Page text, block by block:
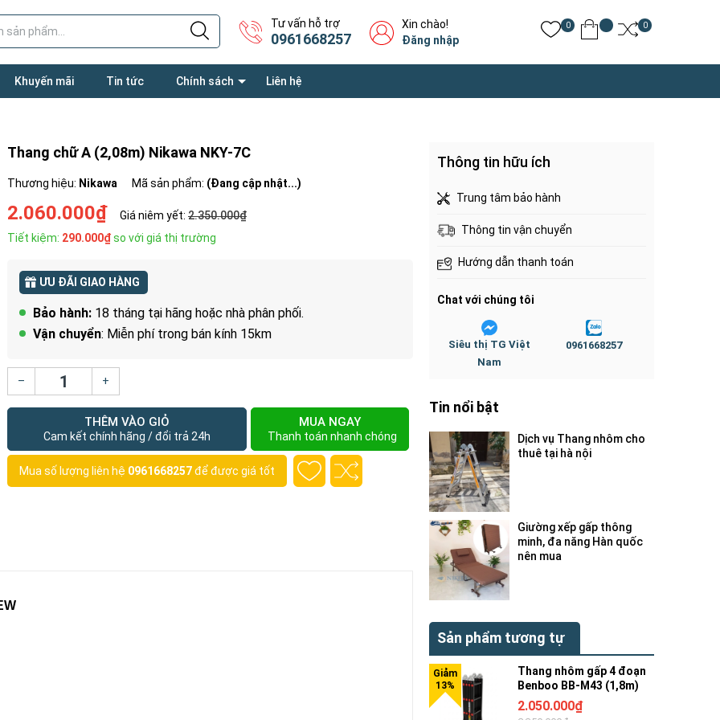
Tư vấn hỗ trợ
0961668257
Xin chào!
Đăng nhập
0 0
Khuyến mãi Tin tức Chính sách Liên hệ
Thang chữ A (2,08m) Nikawa NKY-7C
Thương hiệu: Nikawa Mã sản phẩm: (Đang cập nhật...)
2.060.000₫ Giá niêm yết: 2.350.000₫
Tiết kiệm: 290.000₫so với giá thị trường
ƯU ĐÃI GIAO HÀNG
Bảo hành: 18 tháng tại hãng hoặc nhà phân phối.
Vận chuyển: Miễn phí trong bán kính 15km
– +
THÊM VÀO GIỎ
Cam kết chính hãng / đổi trả 24h
MUA NGAY
Thanh toán nhanh chóng
Mua số lượng liên hệ 0961668257để được giá tốt
Thông tin hữu ích
Trung tâm bảo hành
Thông tin vận chuyển
Hướng dẫn thanh toán
Chat với chúng tôi
Siêu thị TG Việt
Nam
0961668257
Tin nổi bật
Dịch vụ Thang nhôm cho
thuê tại hà nội
Giường xếp gấp thông
minh, đa năng Hàn quốc
nên mua
Sản phẩm tương tự
Thang nhôm gấp 4 đoạn
Benboo BB-M43 (1,8m)
2.050.000₫